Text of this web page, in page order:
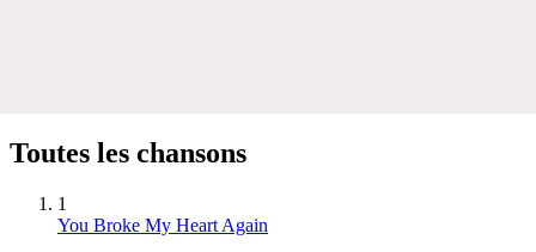
Toutes les chansons
1
You Broke My Heart Again